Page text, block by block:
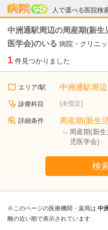
人で選べる医院検
病院なび
中洲通駅周辺の周産期(新
医学会)のいる 病院・クリニッ
1 件見つかりました
エリア/駅 中洲通駅周辺
診療科目 (未指定)
詳細条件 周産期(新生
周産期(新
児医学会)
検
※このページの医療機関・薬局は 中
離の近い順で表示されています